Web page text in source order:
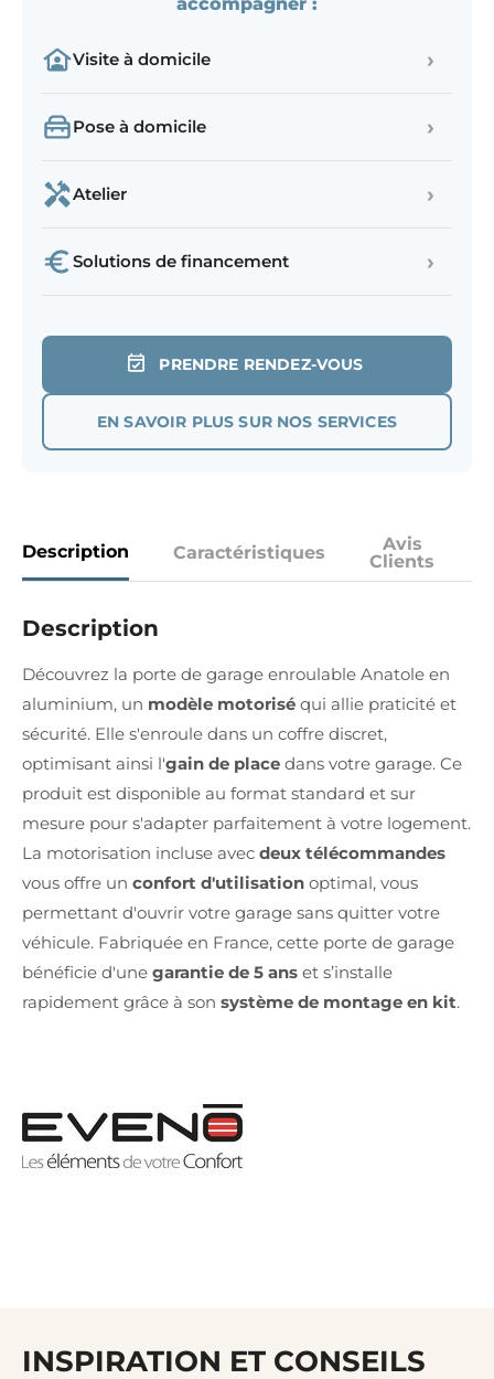
Visite à domicile ›
Pose à domicile ›
Atelier ›
Solutions de financement ›
PRENDRE RENDEZ-VOUS
EN SAVOIR PLUS SUR NOS SERVICES
Description Caractéristiques
Avis
Clients
Description
Découvrez la porte de garage enroulable Anatole en
aluminium, un modèle motorisé qui allie praticité et
sécurité. Elle s'enroule dans un coffre discret,
optimisant ainsi l'gain de place dans votre garage. Ce
produit est disponible au format standard et sur
mesure pour s'adapter parfaitement à votre logement.
La motorisation incluse avec deux télécommandes
vous offre un confort d'utilisation optimal, vous
permettant d'ouvrir votre garage sans quitter votre
véhicule. Fabriquée en France, cette porte de garage
bénéficie d'une garantie de 5 ans et s’installe
rapidement grâce à son système de montage en kit.
INSPIRATION ET CONSEILS